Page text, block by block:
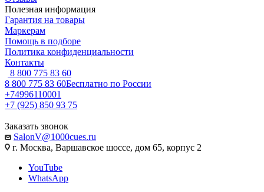
Полезная информация
Гарантия на товары
Маркерам
Помощь в подборе
Политика конфиденциальности
Контакты
8 800 775 83 60
8 800 775 83 60Бесплатно по России
+74996110001
+7 (925) 850 93 75
Заказать звонок
SalonV@1000cues.ru
г. Москва, Варшавское шоссе, дом 65, корпус 2
YouTube
WhatsApp